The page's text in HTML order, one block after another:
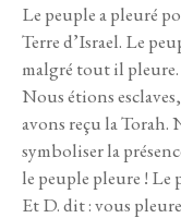
Le peuple a pleuré
Terre d’Israel. Le
malgré tout il
Nous étions
avons reçu la
symboliser la
le peuple pleure ! Le
Et D. dit : vous